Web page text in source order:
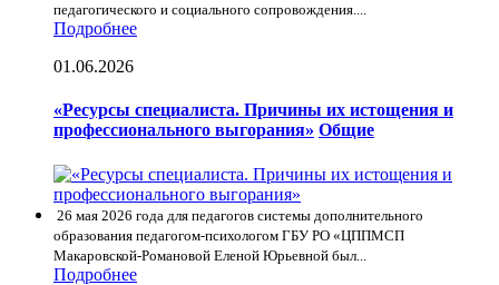
педагогического и социального сопровождения....
Подробнее
01.06.2026
«Ресурсы специалиста. Причины их истощения и
профессионального выгорания» Общие
26 мая 2026 года для педагогов системы дополнительного
образования педагогом-психологом ГБУ РО «ЦППМСП
Макаровской-Романовой Еленой Юрьевной был...
Подробнее